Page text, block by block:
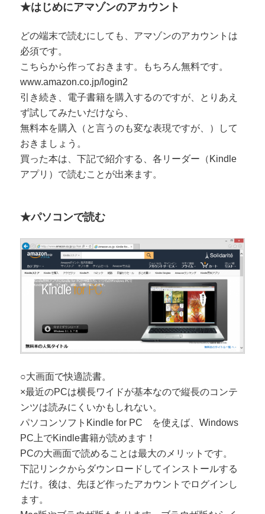
★はじめにアマゾンのアカウント
どの端末で読むにしても、アマゾンのアカウントは
必須です。
こちらから作っておきます。もちろん無料です。
www.amazon.co.jp/login2
引き続き、電子書籍を購入するのですが、とりあえ
ず試してみたいだけなら、
無料本を購入（と言うのも変な表現ですが、）して
おきましょう。
買った本は、下記で紹介する、各リーダー（Kindle
アプリ）で読むことが出来ます。
★パソコンで読む
○大画面で快適読書。
×最近のPCは横長ワイドが基本なので縦長のコンテ
ンツは読みにくいかもしれない。
パソコンソフトKindle for PC を使えば、Windows
PC上でKindle書籍が読めます！
PCの大画面で読めることは最大のメリットです。
下記リンクからダウンロードしてインストールする
だけ。後は、先ほど作ったアカウントでログインし
ます。